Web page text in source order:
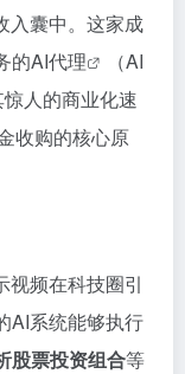
入囊中。这家成
的AI代理
（AI
人的商业化速
收购的核心原
视频在科技圈引
AI系统能够执行
股票投资组合等